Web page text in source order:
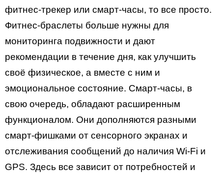
фитнес-трекер или смарт-часы, то все просто.
Фитнес-браслеты больше нужны для
мониторинга подвижности и дают
рекомендации в течение дня, как улучшить
своё физическое, а вместе с ним и
эмоциональное состояние. Смарт-часы, в
свою очередь, обладают расширенным
функционалом. Они дополняются разными
смарт-фишками от сенсорного экранах и
отслеживания сообщений до наличия Wi-Fi и
GPS. Здесь все зависит от потребностей и